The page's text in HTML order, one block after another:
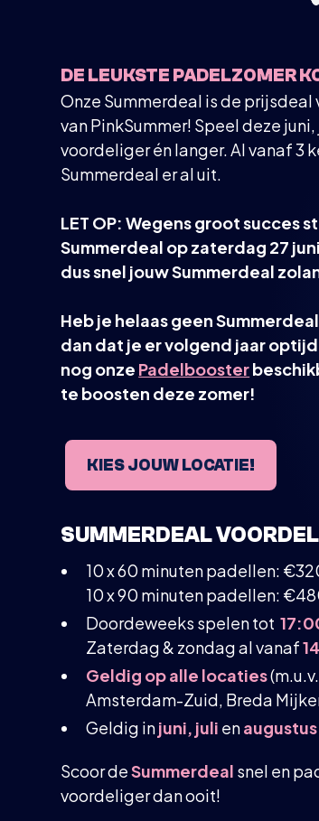
DE LEUKSTE PADELZOMER
Onze Summerdeal is de prijsdeal
van PinkSummer! Speel deze
voordeliger én langer. Al vanaf 3
Summerdeal er al uit.
LET OP: Wegens groot succes
Summerdeal op zaterdag 27
dus snel jouw Summerdeal
Heb je helaas geen
dan dat je er volgend jaar
nog onze Padelbooster
te boosten deze zomer!
KIES JOUW LOCATIE!
SUMMERDEAL
10 x 60 minuten padellen:
10 x 90 minuten padellen:
Doordeweeks spelen tot
Zaterdag & zondag al vanaf
Geldig op alle locaties
Amsterdam-Zuid, Breda
Geldig injuni, juli enaugustus
Scoor deSummerdeal snel en
voordeliger dan ooit!